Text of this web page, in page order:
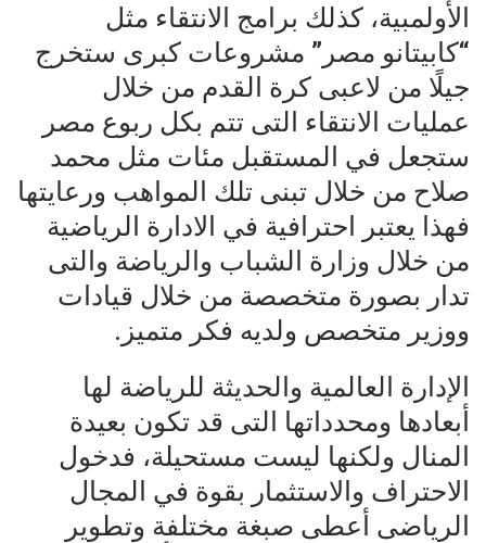
الأولمبية، كذلك برامج الانتقاء مثل
“كابيتانو مصر” مشروعات كبرى ستخرج
جيلًا من لاعبى كرة القدم من خلال
عمليات الانتقاء التى تتم بكل ربوع مصر
ستجعل في المستقبل مئات مثل محمد
صلاح من خلال تبنى تلك المواهب ورعايتها
فهذا يعتبر احترافية في الادارة الرياضية
من خلال وزارة الشباب والرياضة والتى
تدار بصورة متخصصة من خلال قيادات
ووزير متخصص ولديه فكر متميز.
الإدارة العالمية والحديثة للرياضة لها
أبعادها ومحدداتها التى قد تكون بعيدة
المنال ولكنها ليست مستحيلة، فدخول
الاحتراف والاستثمار بقوة في المجال
الرياضى أعطى صبغة مختلفة وتطوير